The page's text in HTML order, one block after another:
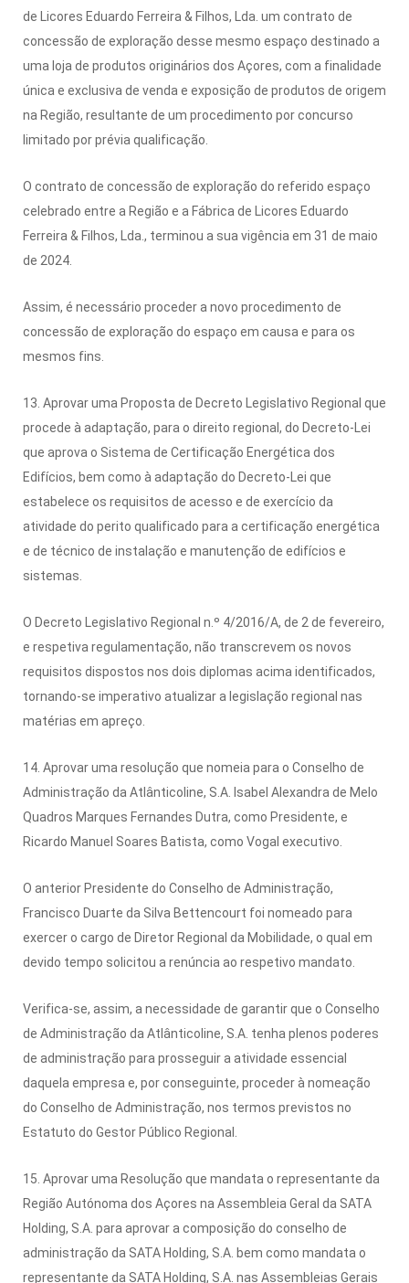
de Licores Eduardo Ferreira & Filhos, Lda. um contrato de
concessão de exploração desse mesmo espaço destinado a
uma loja de produtos originários dos Açores, com a finalidade
única e exclusiva de venda e exposição de produtos de origem
na Região, resultante de um procedimento por concurso
limitado por prévia qualificação.
O contrato de concessão de exploração do referido espaço
celebrado entre a Região e a Fábrica de Licores Eduardo
Ferreira & Filhos, Lda., terminou a sua vigência em 31 de maio
de 2024.
Assim, é necessário proceder a novo procedimento de
concessão de exploração do espaço em causa e para os
mesmos fins.
13. Aprovar uma Proposta de Decreto Legislativo Regional que
procede à adaptação, para o direito regional, do Decreto-Lei
que aprova o Sistema de Certificação Energética dos
Edifícios, bem como à adaptação do Decreto-Lei que
estabelece os requisitos de acesso e de exercício da
atividade do perito qualificado para a certificação energética
e de técnico de instalação e manutenção de edifícios e
sistemas.
O Decreto Legislativo Regional n.º 4/2016/A, de 2 de fevereiro,
e respetiva regulamentação, não transcrevem os novos
requisitos dispostos nos dois diplomas acima identificados,
tornando-se imperativo atualizar a legislação regional nas
matérias em apreço.
14. Aprovar uma resolução que nomeia para o Conselho de
Administração da Atlânticoline, S.A. Isabel Alexandra de Melo
Quadros Marques Fernandes Dutra, como Presidente, e
Ricardo Manuel Soares Batista, como Vogal executivo.
O anterior Presidente do Conselho de Administração,
Francisco Duarte da Silva Bettencourt foi nomeado para
exercer o cargo de Diretor Regional da Mobilidade, o qual em
devido tempo solicitou a renúncia ao respetivo mandato.
Verifica-se, assim, a necessidade de garantir que o Conselho
de Administração da Atlânticoline, S.A. tenha plenos poderes
de administração para prosseguir a atividade essencial
daquela empresa e, por conseguinte, proceder à nomeação
do Conselho de Administração, nos termos previstos no
Estatuto do Gestor Público Regional.
15. Aprovar uma Resolução que mandata o representante da
Região Autónoma dos Açores na Assembleia Geral da SATA
Holding, S.A. para aprovar a composição do conselho de
administração da SATA Holding, S.A. bem como mandata o
representante da SATA Holding, S.A. nas Assembleias Gerais